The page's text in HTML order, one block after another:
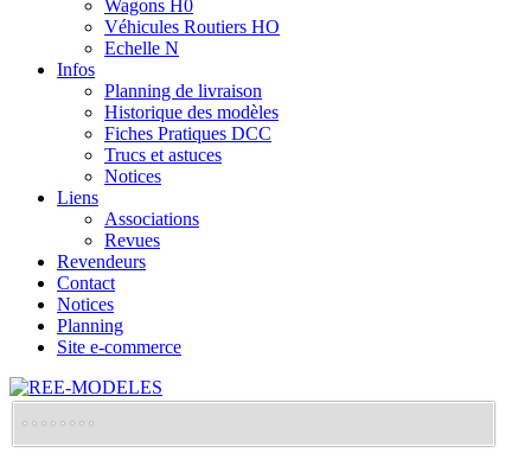
Wagons H0
Véhicules Routiers HO
Echelle N
Infos
Planning de livraison
Historique des modèles
Fiches Pratiques DCC
Trucs et astuces
Notices
Liens
Associations
Revues
Revendeurs
Contact
Notices
Planning
Site e-commerce